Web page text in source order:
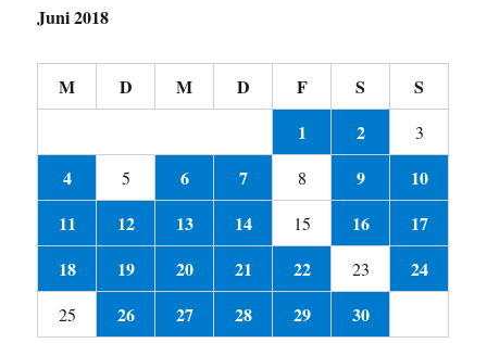
Juni 2018
M D M D F S
S
1
2 3
4 5 6 7 8 9
10
11
12 13 14 15 16
17
18
19 20 21 22 23 24
25 26 27 28 29 30